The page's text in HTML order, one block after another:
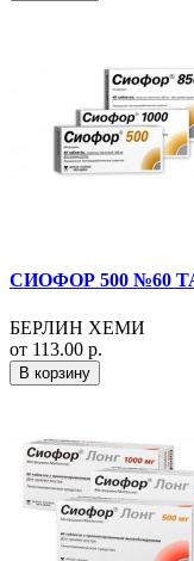
СИОФОР 500 №60
БЕРЛИН ХЕМИ
от 113.00 р.
В корзину